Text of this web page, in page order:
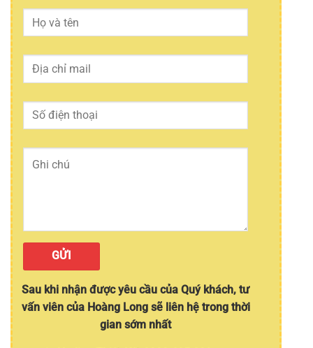
Sau khi nhận được yêu cầu của Quý khách, tư
vấn viên của Hoàng Long sẽ liên hệ trong thời
gian sớm nhất